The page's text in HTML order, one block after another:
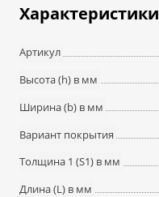
Характеристики
Артикул
Высота (h) в мм
Ширина (b) в мм
Вариант покрытия
Толщина 1 (S1) в мм
Длина (L) в мм